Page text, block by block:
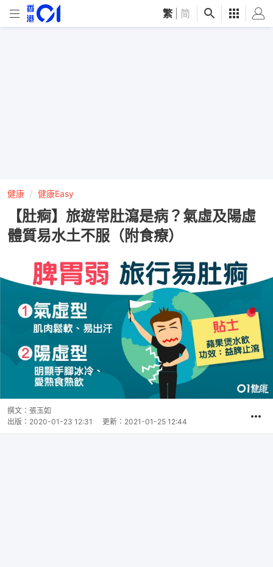
繁 简
健康 健康Easy
【肚痾】旅遊常肚瀉是病？氣虛及陽虛
體質易水土不服（附食療）
撰文： 張玉如
出版： 2020-01-23 12:31 更新： 2021-01-25 12:44